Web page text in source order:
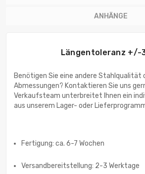
ANHÄNGE
Längentoleranz +/-
Benötigen Sie eine andere Stahlqualität
Abmessungen? Kontaktieren Sie uns
Verkaufsteam unterbreitet Ihnen ein
aus unserem Lager- oder
Fertigung: ca. 6-7 Wochen
Versandbereitstellung: 2-3 Werktage